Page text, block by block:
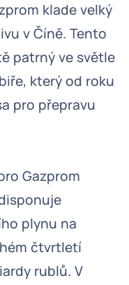
klade velký
v Číně. Tento
patrný ve světle
který od roku
pro přepravu
Gazprom
plynu na
čtvrtletí
rublů. V